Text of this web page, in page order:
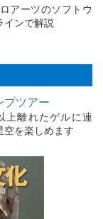
アーツのソフトウ
インで解説
プツアー
上離れたゲルに連
を楽しめます